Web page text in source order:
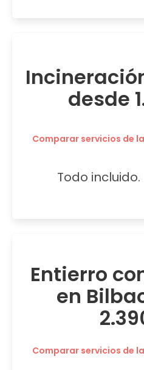
desde
Comparar servicios de
Todo incluido.
Entierro
en
Comparar servicios de